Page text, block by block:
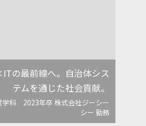
の最前線へ。自治体シス
テムを通じた社会貢献。
学科 2023年卒 株式会社ジーシー
シー 勤務